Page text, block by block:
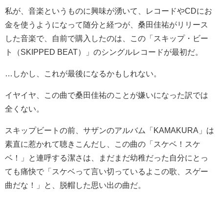
私が、音楽というものに興味が湧いて、レコードやCDにお
金を使うようになって随分と経つが、桑田佳祐がリリース
した音楽で、自前で購入したのは、この「スキップ・ビー
ト（SKIPPED BEAT）」のシングルレコードが最初だ。
…しかし、これが最後になるかもしれない。
イヤイヤ、この曲で桑田佳祐のことが嫌いになった訳では
全くない。
スキップビートの前、サザンのアルバム「KAMAKURA」は
素直に惹かれて聴きこんだし、この曲の「スケベ！スケ
ベ！」と連呼する潔さは、まだまだ幼稚だった自分にとっ
ても痛快で「スケベって言い切っているよこの歌、スゲー
曲だな！」と、脱帽した思い出の曲だ。